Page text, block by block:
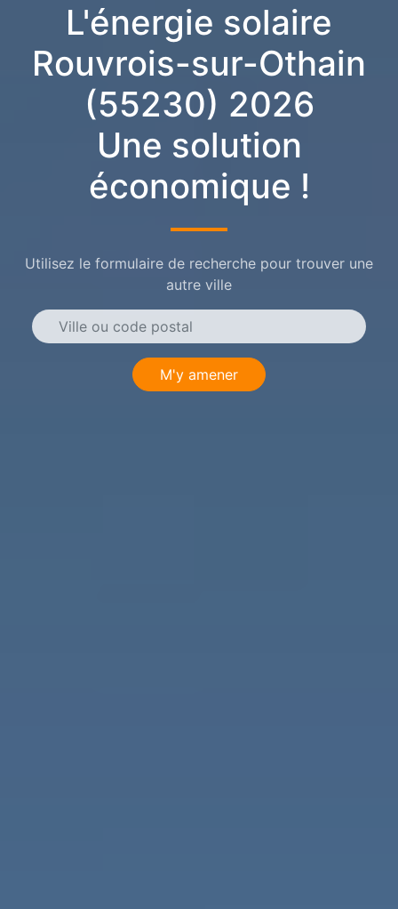
L'énergie solaire
Rouvrois-sur-Othain
(55230) 2026
Une solution
économique !
Utilisez le formulaire de recherche pour trouver une
autre ville
M'y amener